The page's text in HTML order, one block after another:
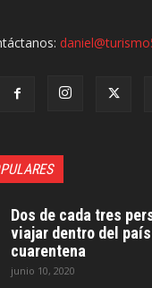
Dos de cada tres
viajar dentro del
cuarentena
junio 10, 2020